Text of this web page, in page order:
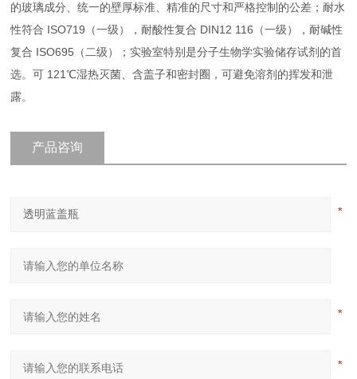
的玻璃成分、统一的壁厚标准、精准的尺寸和严格控制的公差；耐水
性符合 ISO719（一级），耐酸性复合 DIN12 116（一级），耐碱性
复合 ISO695（二级）；实验室特别是分子生物学实验储存试剂的首
选。可 121℃湿热灭菌、含盖子和密封圈，可避免溶剂的挥发和泄
露。
产品咨询